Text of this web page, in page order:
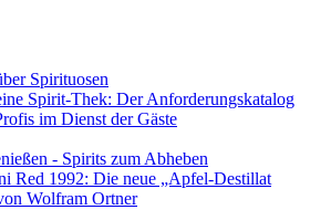
Spirituosen
Spirit-Thek: Der Anforderungskatalog
im Dienst der Gäste
- Spirits zum Abheben
Red 1992: Die neue „Apfel-Destillat
Wolfram Ortner